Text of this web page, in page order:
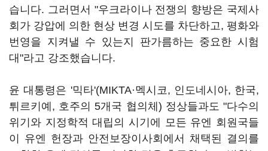
습니다. 그러면서 "우크라이나 전쟁의 향방은 국제사
회가 강압에 의한 현상 변경 시도를 차단하고, 평화와
번영을 지켜낼 수 있는지 판가름하는 중요한 시험
대"라고 강조했습니다.
윤 대통령은 '믹타'(MIKTA·멕시코, 인도네시아, 한국,
튀르키예, 호주의 5개국 협의체) 정상들과도 "다수의
위기와 지정학적 대립의 시기에 모든 유엔 회원국들
이 유엔 헌장과 안전보장이사회에서 채택된 결의를